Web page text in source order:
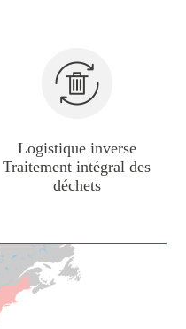
Logistique inverse
Traitement intégral des
déchets